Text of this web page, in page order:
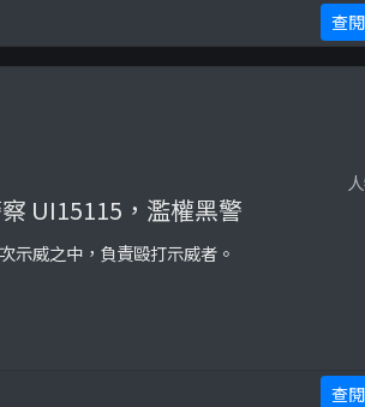
查
UI15115，濫權黑警
示威之中，負責毆打示威者。
查